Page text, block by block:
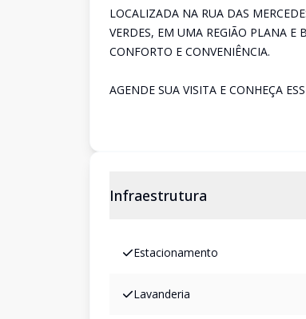
LOCALIZADA NA RUA DAS
VERDES, EM UMA REGIÃO PLANA E
CONFORTO E CONVENIÊNCIA.
AGENDE SUA VISITA E CONHEÇA
Infraestrutura
Estacionamento
Lavanderia